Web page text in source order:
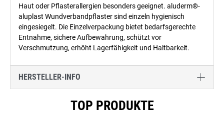
Haut oder Pflasterallergien besonders geeignet. aluderm®-
aluplast Wundverbandpflaster sind einzeln hygienisch
eingesiegelt. Die Einzelverpackung bietet bedarfsgerechte
Entnahme, sichere Aufbewahrung, schützt vor
Verschmutzung, erhöht Lagerfähigkeit und Haltbarkeit.
HERSTELLER-INFO
TOP PRODUKTE